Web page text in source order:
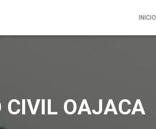
INICIO
CIVIL OAJACA